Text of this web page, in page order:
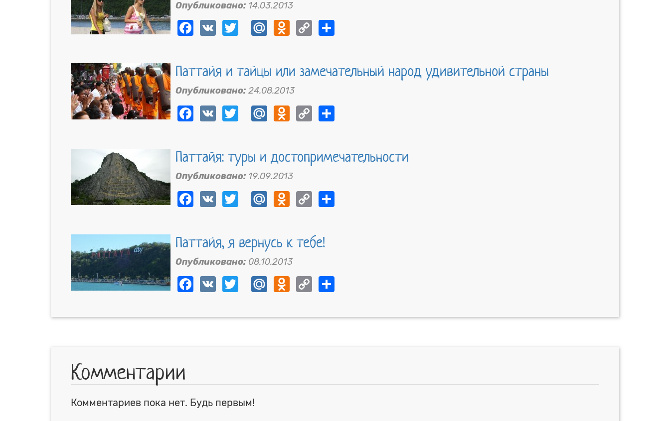
Опубликовано: 14.03.2013
Facebook
VK TwitterMail.RuOdnoklassniki
Copy
Паттайя и тайцы или замечательный народ удивительной страны
Опубликовано: 24.08.2013
Facebook
VK TwitterMail.RuOdnoklassniki
Copy
Паттайя: туры и достопримечательности
Опубликовано: 19.09.2013
Facebook
VK TwitterMail.RuOdnoklassniki
Copy
Link
Паттайя, я вернусь к тебе!
Опубликовано: 08.10.2013
Facebook
VK TwitterMail.RuOdnoklassniki
Copy
Комментарии
Комментариев пока нет. Будь первым!